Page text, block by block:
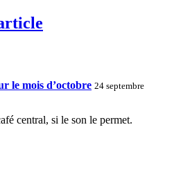
le mois d’octobre 24 septembre
central, si le son le permet.